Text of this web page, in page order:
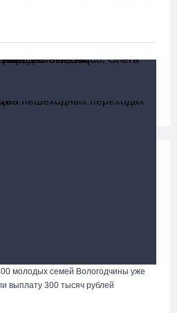
переходах сделают в
тысяч вологжан научились защищать
молодых семей Вологодчины уже
выплату 300 тысяч рублей